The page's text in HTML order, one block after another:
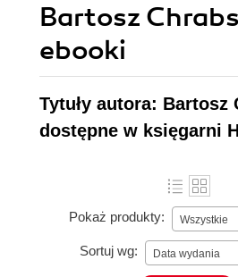
Bartosz
ebooki
Tytuły autora: Bartosz
dostępne w księgarni
Pokaż produkty: Wszystkie
Sortuj wg: Data wydania